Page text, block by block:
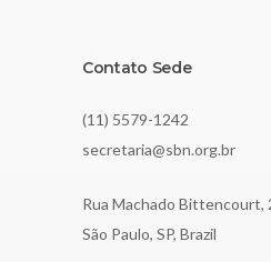
Contato Sede
(11) 5579-1242
secretaria@sbn.org.br
Rua Machado Bittencourt,
São Paulo, SP, Brazil